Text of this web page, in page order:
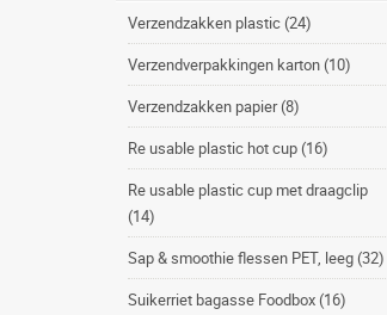
Verzendzakken plastic (24)
Verzendverpakkingen karton (10)
Verzendzakken papier (8)
Re usable plastic hot cup (16)
Re usable plastic cup met draagclip
(14)
Sap & smoothie flessen PET, leeg (32)
Suikerriet bagasse Foodbox (16)